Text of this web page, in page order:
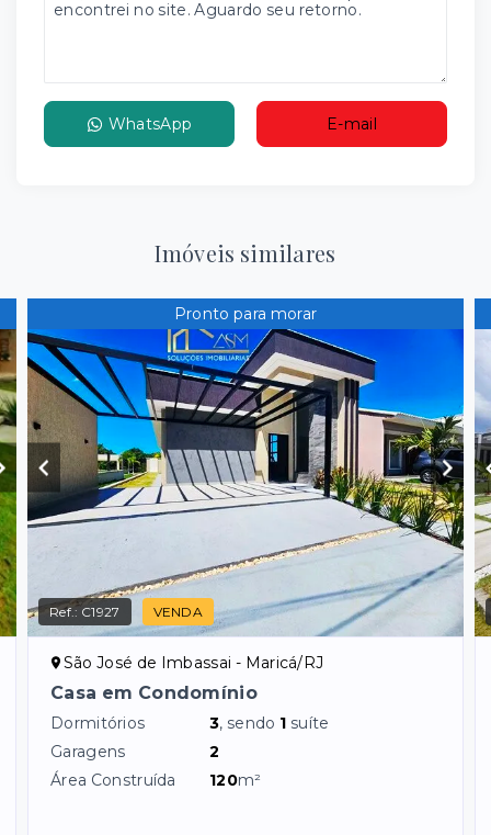
WhatsApp E-mail
Imóveis similares
Pronto para morar
Ref.: C1927 VENDA
São José de Imbassai - Maricá/RJ
Casa em Condomínio
Dormitórios 3, sendo 1 suíte
Garagens
2
Área Construída
120m²